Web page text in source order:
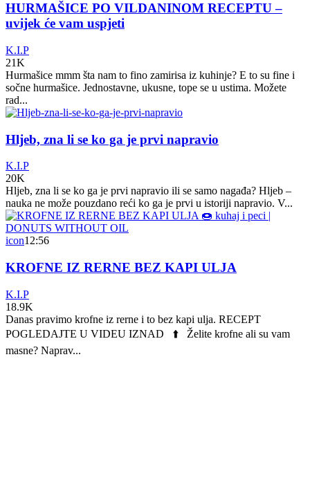
HURMAŠICE PO VILDANINOM RECEPTU –
uvijek će vam uspjeti
K.I.P
21K
Hurmašice mmm šta nam to fino zamirisa iz kuhinje? E to su fine i
sočne hurmašice. Jednostavne, ukusne, tope se u ustima. Možete
rad...
Hljeb, zna li se ko ga je prvi napravio
K.I.P
20K
Hljeb, zna li se ko ga je prvi napravio ili se samo nagađa? Hljeb –
nauka ne može pouzdano reći ko ga je prvi u istoriji napravio. V...
icon12:56
KROFNE IZ RERNE BEZ KAPI ULJA
K.I.P
18.9K
Danas pravimo krofne iz rerne i to bez kapi ulja. RECEPT
POGLEDAJTE U VIDEU IZNAD ⬆️ Želite krofne ali su vam
masne? Naprav...